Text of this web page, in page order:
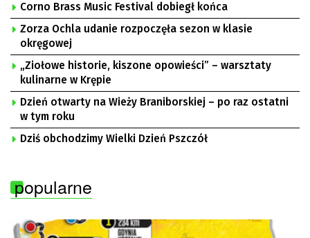
Corno Brass Music Festival dobiegł końca
Zorza Ochla udanie rozpoczęła sezon w klasie
okręgowej
„Ziołowe historie, kiszone opowieści” – warsztaty
kulinarne w Krępie
Dzień otwarty na Wieży Braniborskiej – po raz ostatni
w tym roku
Dziś obchodzimy Wielki Dzień Pszczół
popularne